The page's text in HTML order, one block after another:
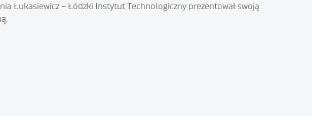
Łukasiewicz – Łódzki Instytut Technologiczny prezentował swoją